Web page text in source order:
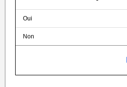
Oui
Non